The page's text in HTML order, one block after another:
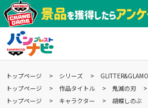
トップページ シリーズ
トップページ
作品タイトル
鬼滅の刃
トップページ
キャラクター 胡蝶しのぶ